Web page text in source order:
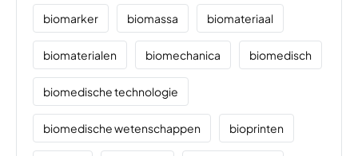
biomarker biomassa biomateriaal
biomaterialen biomechanica biomedisch
biomedische technologie
biomedische wetenschappen bioprinten